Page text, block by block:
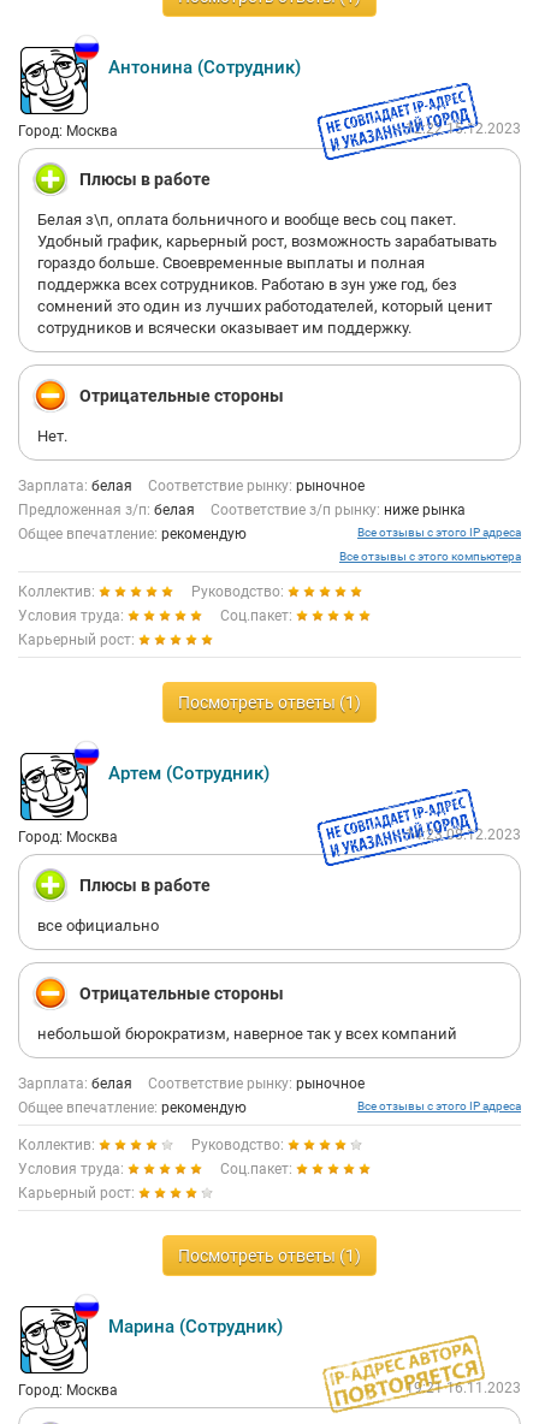
Антонина (Сотрудник)
Город: Москва 12:22 15.12.2023
Плюсы в работе
Белая з\п, оплата больничного и вообще весь соц пакет.
Удобный график, карьерный рост, возможность зарабатывать
гораздо больше. Своевременные выплаты и полная
поддержка всех сотрудников. Работаю в зун уже год, без
сомнений это один из лучших работодателей, который ценит
сотрудников и всячески оказывает им поддержку.
Отрицательные стороны
Нет.
Зарплата: белая Соответствие рынку: рыночное
Предложенная з/п: белая Соответствие з/п рынку: ниже рынка
Общее впечатление: рекомендую
Все отзывы с этого IP адреса
Все отзывы с этого компьютера
Коллектив:
Руководство:
Условия труда:
Соц.пакет:
Карьерный рост:
Посмотреть ответы (1)
Артем (Сотрудник)
Город: Москва 14:23 08.12.2023
Плюсы в работе
все официально
Отрицательные стороны
небольшой бюрократизм, наверное так у всех компаний
Зарплата: белая Соответствие рынку: рыночное
Общее впечатление: рекомендую Все отзывы с этого IP адреса
Коллектив:
Руководство:
Условия труда:
Соц.пакет:
Карьерный рост:
Посмотреть ответы (1)
Марина (Сотрудник)
Город: Москва 19:21 16.11.2023